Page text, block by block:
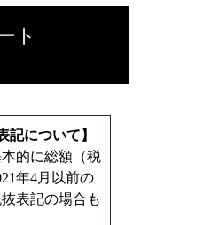
ト
記について】
的に総額（税
年4月以前の
表記の場合も